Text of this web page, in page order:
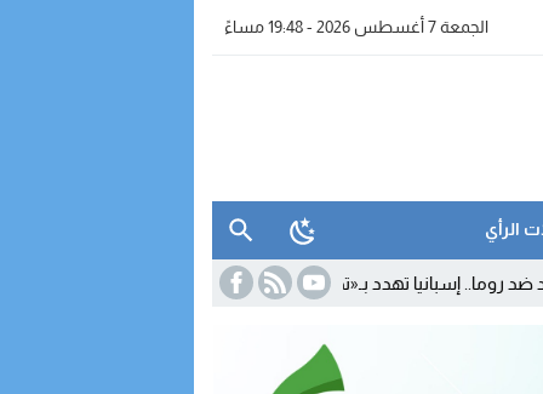
الجمعة 7 أغسطس 2026 - 19:48 مساءً
الرأي
تهدد بـ«تدابير متناسبة» رداً على تعليق شنغن